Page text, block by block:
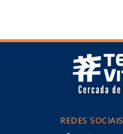
REDES SOCIAIS